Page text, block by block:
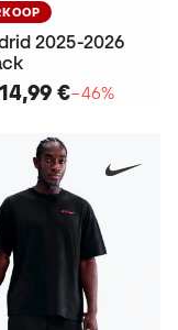
2025-2026
€−46%